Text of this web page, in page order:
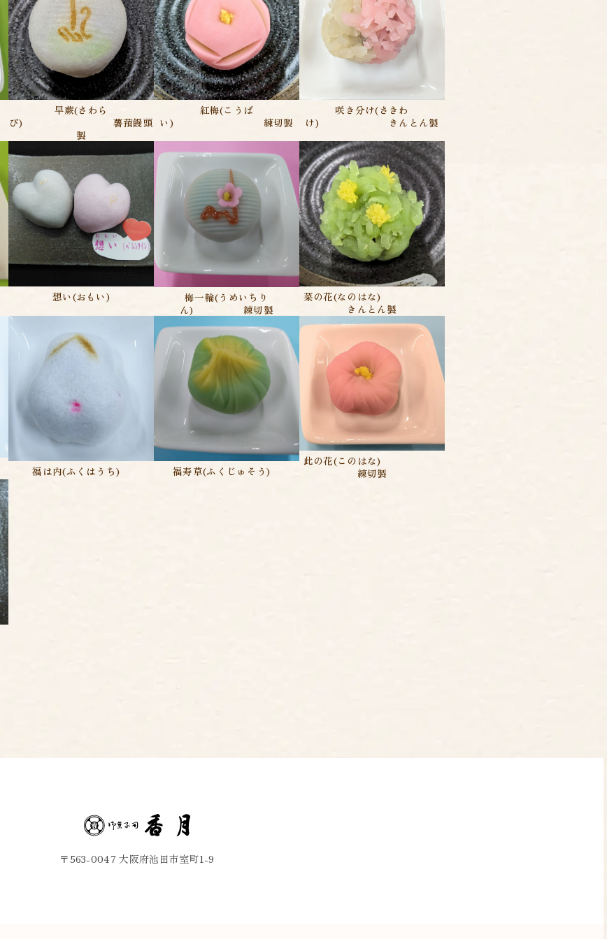
早蕨(さわら
び) 薯蕷饅頭
製
紅梅(こうば
い) 練切製
咲き分け(さきわ
け) きんとん製
想い(おもい)
梅一輪(うめいちり
ん) 練切製
菜の花(なのはな)
きんとん製
福は内(ふくはうち) 福寿草(ふくじゅそう)
此の花(このはな)
練切製
〒563-0047 大阪府池田市室町1-9